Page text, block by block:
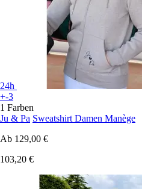
24h
+-3
1 Farben
Ju & Pa Sweatshirt Damen Manège
Ab 129,00 €
103,20 €